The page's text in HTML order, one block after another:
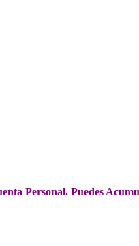
Personal. Puedes